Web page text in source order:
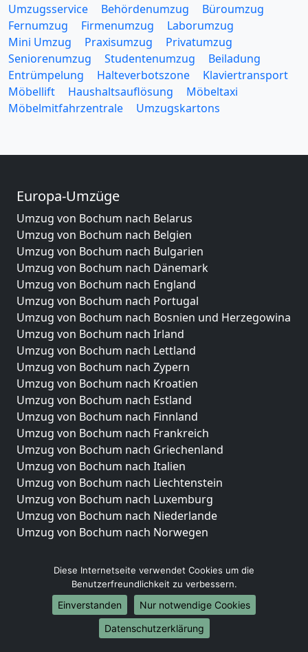
Umzugsservice Behördenumzug
Büroumzug
Fernumzug
Firmenumzug
Laborumzug
Mini Umzug
Praxisumzug
Privatumzug
Seniorenumzug
Studentenumzug
Beiladung
Entrümpelung
Halteverbotszone
Klaviertransport
Möbellift
Haushaltsauflösung
Möbeltaxi
Möbelmitfahrzentrale
Umzugskartons
Europa-Umzüge
Umzug von Bochum nach Belarus
Umzug von Bochum nach Belgien
Umzug von Bochum nach Bulgarien
Umzug von Bochum nach Dänemark
Umzug von Bochum nach England
Umzug von Bochum nach Portugal
Umzug von Bochum nach Bosnien und Herzegowina
Umzug von Bochum nach Irland
Umzug von Bochum nach Lettland
Umzug von Bochum nach Zypern
Umzug von Bochum nach Kroatien
Umzug von Bochum nach Estland
Umzug von Bochum nach Finnland
Umzug von Bochum nach Frankreich
Umzug von Bochum nach Griechenland
Umzug von Bochum nach Italien
Umzug von Bochum nach Liechtenstein
Umzug von Bochum nach Luxemburg
Umzug von Bochum nach Niederlande
Umzug von Bochum nach Norwegen
Umzug von Bochum nach Berlin
Umzug von Bochum nach Hamburg
Umzug von Bochum nach München
Umzug von Bochum nach Köln
Diese Internetseite verwendet Cookies um die
Benutzerfreundlichkeit zu verbessern.
Einverstanden
Nur notwendige Cookies
Datenschutzerklärung